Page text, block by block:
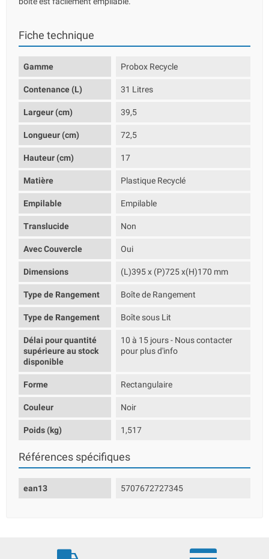
Fiche technique
Gamme Probox Recycle
Contenance (L) 31 Litres
Largeur (cm) 39,5
Longueur (cm) 72,5
Hauteur (cm) 17
Matière Plastique Recyclé
Empilable Empilable
Translucide Non
Avec Couvercle Oui
Dimensions (L)395 x (P)725 x(H)170 mm
Type de Rangement Boîte de Rangement
Type de Rangement Boîte sous Lit
Délai pour quantité
supérieure au stock
disponible
10 à 15 jours - Nous contacter
pour plus d'info
Forme Rectangulaire
Couleur Noir
Poids (kg) 1,517
Références spécifiques
ean13 5707672727345